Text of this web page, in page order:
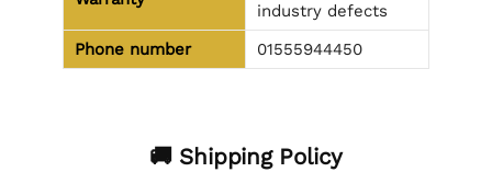
industry defects
Phone number
01555944450
🚚 Shipping Policy